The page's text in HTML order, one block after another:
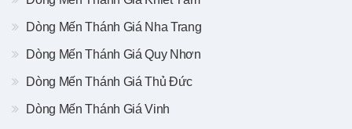
Dòng Mến Thánh Giá Nha Trang
Dòng Mến Thánh Giá Quy Nhơn
Dòng Mến Thánh Giá Thủ Đức
Dòng Mến Thánh Giá Vinh